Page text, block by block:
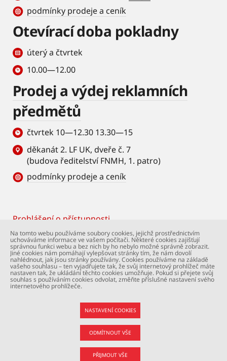
podmínky prodeje a ceník
Otevírací doba pokladny
úterý a čtvrtek
10.00—12.00
Prodej a výdej reklamních
předmětů
čtvrtek 10—12.30 13.30—15
děkanát 2. LF UK, dveře č. 7
(budova ředitelství FNMH, 1. patro)
podmínky prodeje a ceník
Footer
Prohlášení o přístupnosti
© Univerzita Karlova – 2. lékařská fakulta. Všechna
práva vyhrazena. Foto: 2. LF a Shutterstock.com.
Podpora webu:webmaster@lfmotol.cuni.cz
Na tomto webu používáme soubory cookies, jejichž prostřednictvím
uchováváme informace ve vašem počítači. Některé cookies zajišťují
správnou funkci webu a bez nich by ho nebylo možné správně zobrazit.
Jiné cookies nám pomáhají vylepšovat stránky tím, že nám dovolí
nahlédnout, jak jsou stránky používány. Cookies používáme na základě
vašeho souhlasu – ten vyjadřujete tak, že svůj internetový prohlížeč máte
nastaven tak, že ukládání těchto cookies umožňuje. Pokud si přejete svůj
souhlas s používáním cookies odvolat, změňte příslušné nastavení svého
internetového prohlížeče.
NASTAVENÍ COOKIES
ODMÍTNOUT VŠE
PŘIJMOUT VŠE